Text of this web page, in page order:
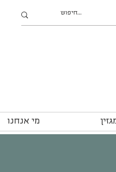
מי אנחנו